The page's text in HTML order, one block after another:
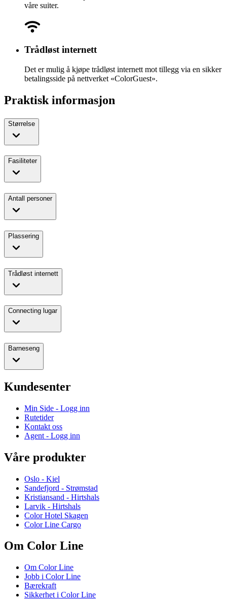
våre suiter.
Trådløst internett
Det er mulig å kjøpe trådløst internett mot tillegg via en sikker
betalingsside på nettverket «ColorGuest».
Praktisk informasjon
Størrelse
Fasiliteter
Antall personer
Plassering
Trådløst internett
Connecting lugar
Barneseng
Kundesenter
Min Side - Logg inn
Rutetider
Kontakt oss
Agent - Logg inn
Våre produkter
Oslo - Kiel
Sandefjord - Strømstad
Kristiansand - Hirtshals
Larvik - Hirtshals
Color Hotel Skagen
Color Line Cargo
Om Color Line
Om Color Line
Jobb i Color Line
Bærekraft
Sikkerhet i Color Line